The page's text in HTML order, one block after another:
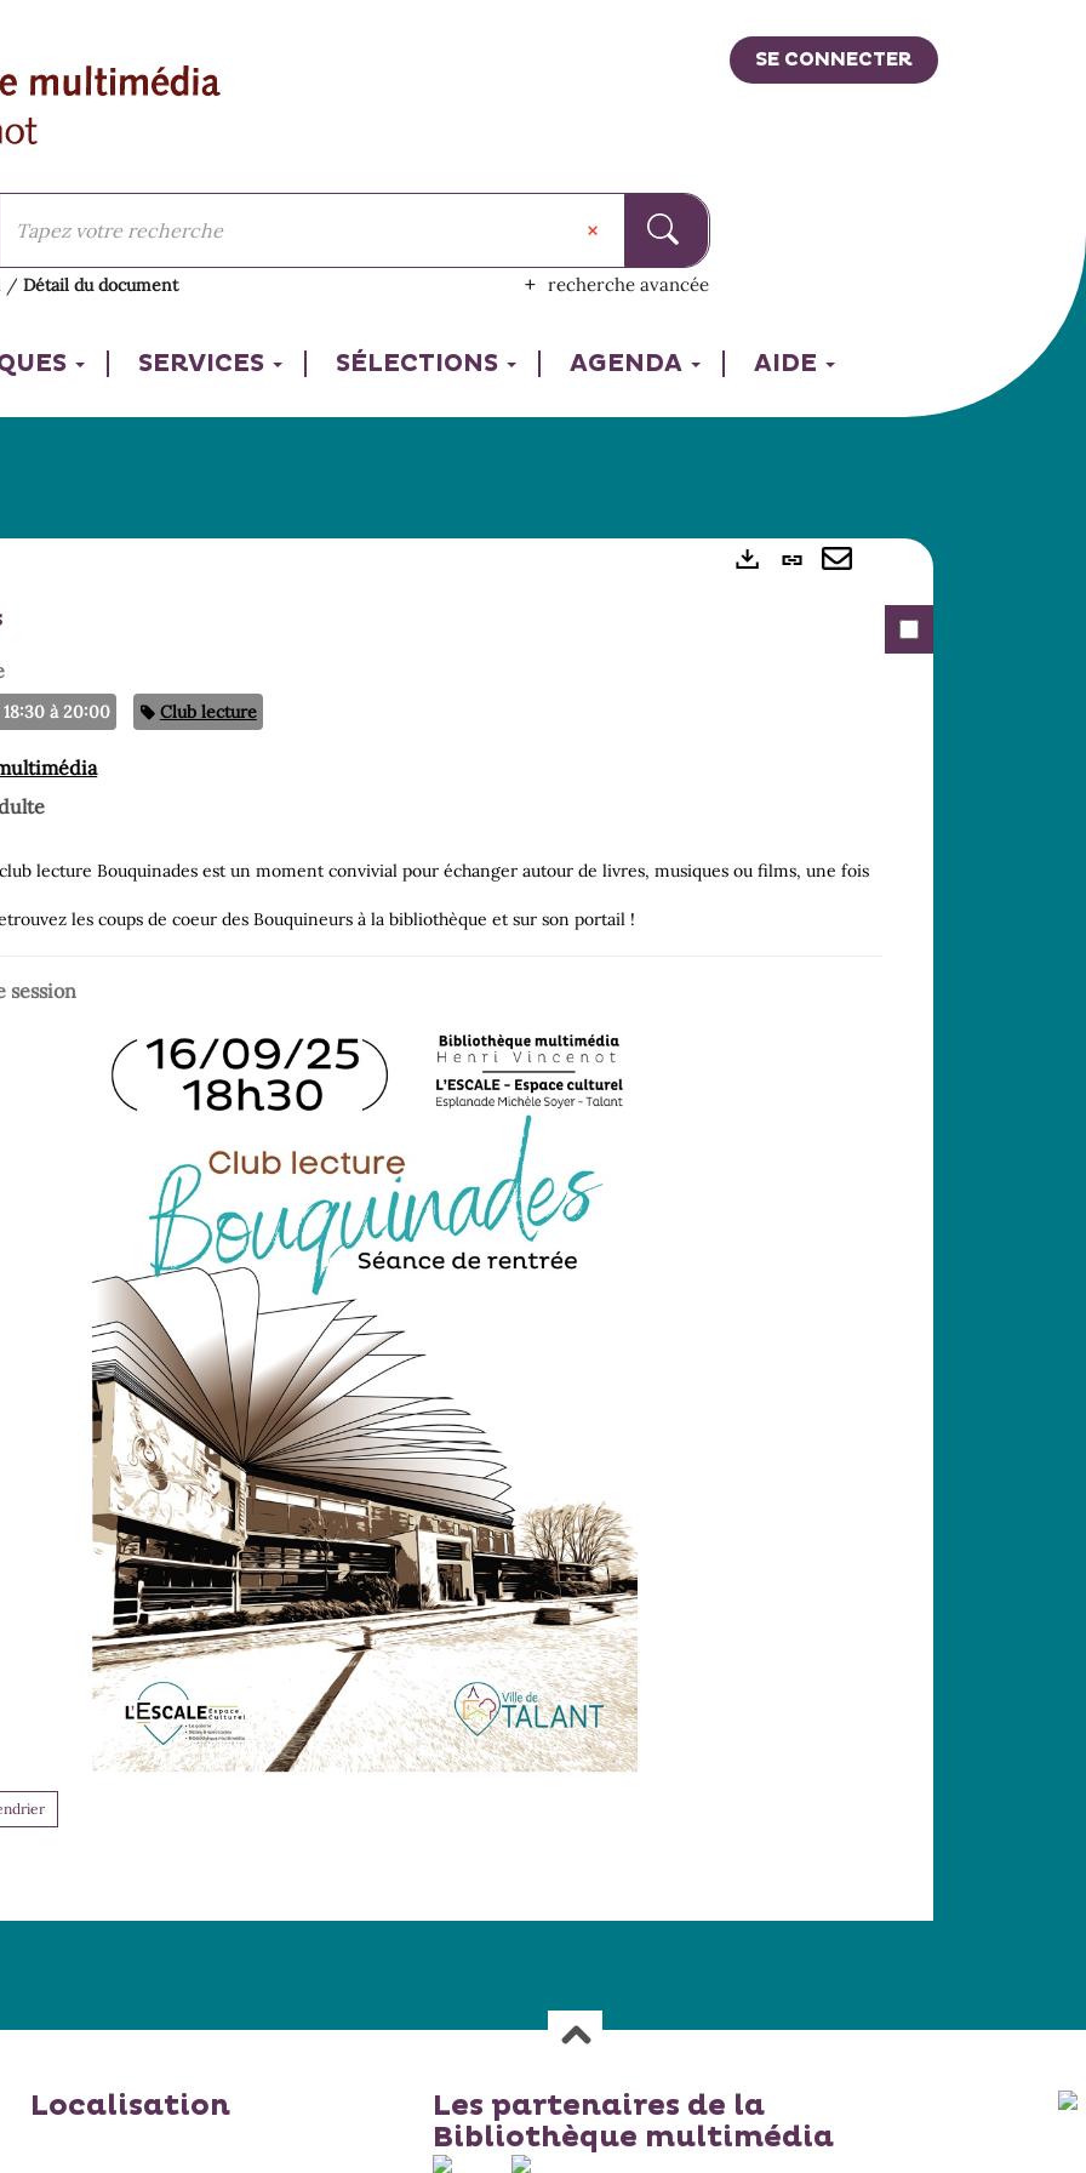
SE CONNECTER
recherche avancée
/Détail du document
SERVICES SÉLECTIONS AGENDA AIDE
Lien
permanent
(Nouvelle
Envoyer
à 20:00 Catégorie
Club lecture
lecture Bouquinades est un moment convivial pour échanger autour de livres, musiques ou films, une fois
les coups de coeur des Bouquineurs à la bibliothèque et sur son portail !
session
Localisation
Les partenaires de la
Bibliothèque multimédia